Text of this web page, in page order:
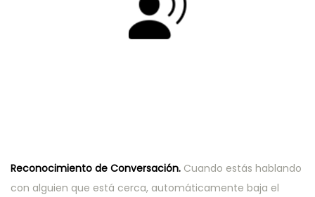
Reconocimiento de Conversación. Cuando estás hablando
con alguien que está cerca, automáticamente baja el